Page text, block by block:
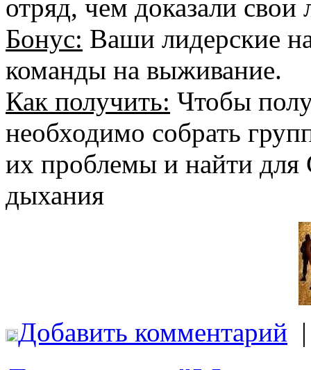
отряд, чем доказали свои
Бонус: Ваши лидерские
команды на выживание.
Как получить: Чтобы
необходимо собрать
их проблемы и найти для
дыхания
Добавить комментарий